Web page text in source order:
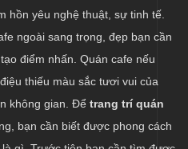
hồn yêu nghệ thuật, sự tinh tế.
ngoài sang trọng, đẹp bạn cần
điểm nhấn. Quán cafe nếu
thiếu màu sắc tươi vui của
không gian. Để trang trí quán
bạn cần biết được phong cách